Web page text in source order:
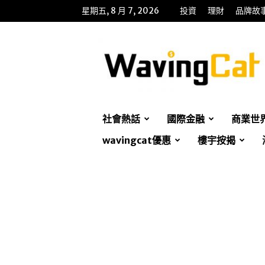
星期五, 8 月 7, 2026 投資 理財 品牌故
招
財
貓
社會熱話 國際金融
商業世
wavingcat優惠
樓宇按揭